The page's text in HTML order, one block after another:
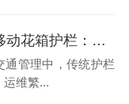
郎朗机器人移动花箱护栏：让城市空间管理更智能、更灵活
通管理中，传统护栏
运维繁...